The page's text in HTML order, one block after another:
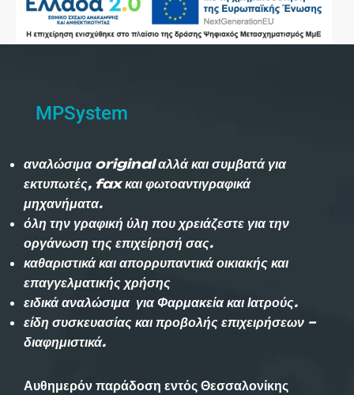
MPSystem
αναλώσιμα original αλλά και συμβατά για
εκτυπωτές, fax και φωτοαντιγραφικά
μηχανήματα.
όλη την γραφική ύλη που χρειάζεστε για την
οργάνωση της επιχείρησή σας.
καθαριστικά και απορρυπαντικά οικιακής και
επαγγελματικής χρήσης
ειδικά αναλώσιμα για Φαρμακεία και Ιατρούς.
είδη συσκευασίας και προβολής επιχειρήσεων –
διαφημιστικά.
Αυθημερόν παράδοση εντός Θεσσαλονίκης